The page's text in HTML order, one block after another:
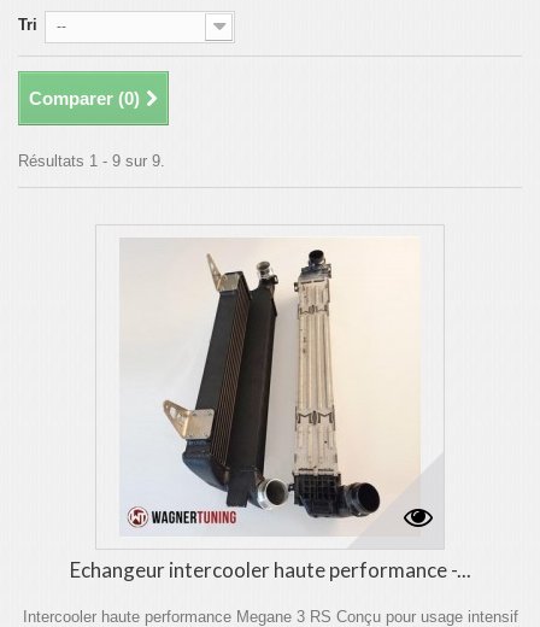
Tri --
Comparer (0)
Résultats 1 - 9 sur 9.
Echangeur intercooler haute performance -...
Intercooler haute performance Megane 3 RS Conçu pour usage intensif